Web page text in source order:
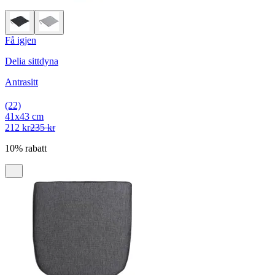
Få igjen
Delia sittdyna
Antrasitt
(22)
41x43 cm
212 kr235 kr
10% rabatt